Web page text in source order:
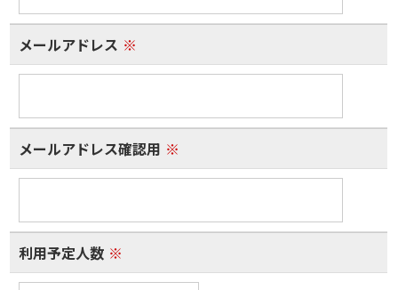
メールアドレス ※
メールアドレス確認用 ※
利用予定人数 ※